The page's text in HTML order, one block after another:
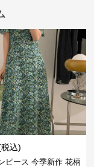
込)
ピース 今季新作 花柄